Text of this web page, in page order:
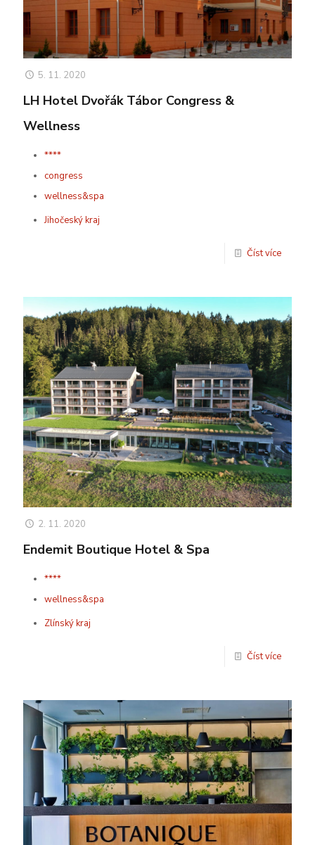
5. 11. 2020
LH Hotel Dvořák Tábor Congress &
Wellness
****
congress
wellness&spa
Jihočeský kraj
Číst více
2. 11. 2020
Endemit Boutique Hotel & Spa
****
wellness&spa
Zlínský kraj
Číst více